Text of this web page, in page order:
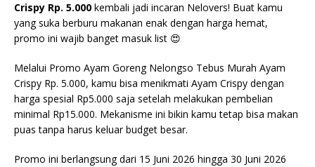
Crispy Rp. 5.000 kembali jadi incaran Nelovers! Buat kamu
yang suka berburu makanan enak dengan harga hemat,
promo ini wajib banget masuk list 😍
Melalui Promo Ayam Goreng Nelongso Tebus Murah Ayam
Crispy Rp. 5.000, kamu bisa menikmati Ayam Crispy dengan
harga spesial Rp5.000 saja setelah melakukan pembelian
minimal Rp15.000. Mekanisme ini bikin kamu tetap bisa makan
puas tanpa harus keluar budget besar.
Promo ini berlangsung dari 15 Juni 2026 hingga 30 Juni 2026